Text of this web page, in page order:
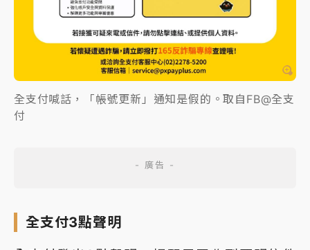
全支付喊話，「帳號更新」通知是假的。取自FB@全支
付
全支付3點聲明